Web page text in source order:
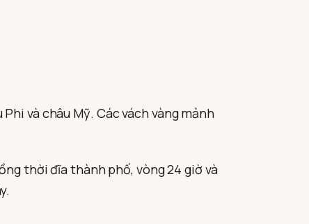
và châu Mỹ. Các vách vàng mảnh
thời đĩa thành phố, vòng 24 giờ và